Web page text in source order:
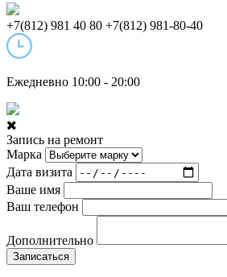
+7(812) 981 40 80 +7(812) 981-80-40
Ежедневно 10:00 - 20:00
Запись на ремонт
Марка
Дата визита
Ваше имя
Ваш телефон
Дополнительно
Записаться